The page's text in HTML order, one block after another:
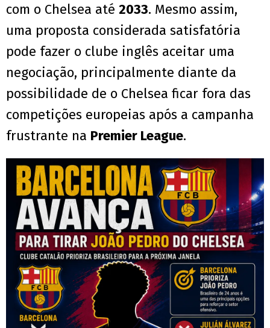
com o Chelsea até 2033. Mesmo assim,
uma proposta considerada satisfatória
pode fazer o clube inglês aceitar uma
negociação, principalmente diante da
possibilidade de o Chelsea ficar fora das
competições europeias após a campanha
frustrante na Premier League.